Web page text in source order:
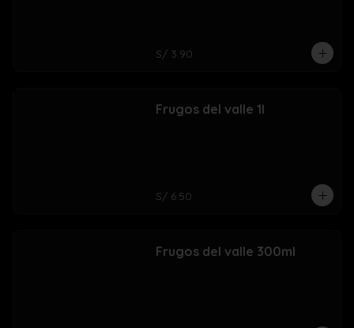
S/ 3.90
Frugos del valle 1l
S/ 6.50
Frugos del valle 300ml